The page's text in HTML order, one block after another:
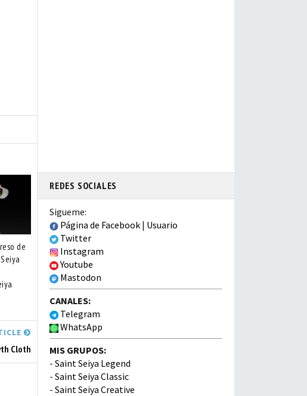
de
Cloth
REDES SOCIALES
Sigueme:
Página de Facebook | Usuario
Twitter
Instagram
Youtube
Mastodon
CANALES:
Telegram
WhatsApp
MIS GRUPOS:
- Saint Seiya Legend
- Saint Seiya Classic
- Saint Seiya Creative